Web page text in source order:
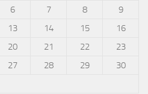
6 7 8
9
13 14 15
16
20 21 22
23
27 28 29
30